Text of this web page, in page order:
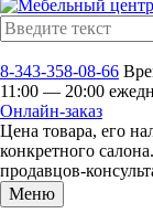
8-343-358-08-66
11:00 — 20:00
Онлайн-заказ
Цена товара, его
конкретного
продавцов-
Меню